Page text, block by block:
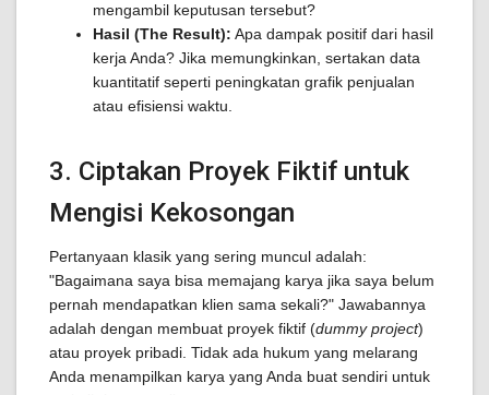
mengambil keputusan tersebut?
Hasil (The Result): Apa dampak positif dari hasil
kerja Anda? Jika memungkinkan, sertakan data
kuantitatif seperti peningkatan grafik penjualan
atau efisiensi waktu.
3. Ciptakan Proyek Fiktif untuk
Mengisi Kekosongan
Pertanyaan klasik yang sering muncul adalah:
"Bagaimana saya bisa memajang karya jika saya belum
pernah mendapatkan klien sama sekali?" Jawabannya
adalah dengan membuat proyek fiktif (dummy project)
atau proyek pribadi. Tidak ada hukum yang melarang
Anda menampilkan karya yang Anda buat sendiri untuk